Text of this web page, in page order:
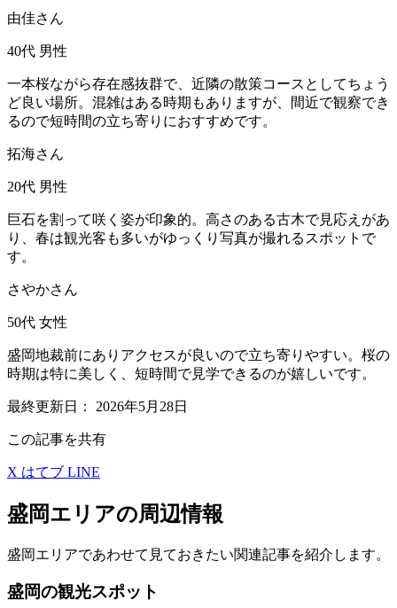
由佳さん
40代 男性
一本桜ながら存在感抜群で、近隣の散策コースとしてちょう
ど良い場所。混雑はある時期もありますが、間近で観察でき
るので短時間の立ち寄りにおすすめです。
拓海さん
20代 男性
巨石を割って咲く姿が印象的。高さのある古木で見応えがあ
り、春は観光客も多いがゆっくり写真が撮れるスポットで
す。
さやかさん
50代 女性
盛岡地裁前にありアクセスが良いので立ち寄りやすい。桜の
時期は特に美しく、短時間で見学できるのが嬉しいです。
最終更新日： 2026年5月28日
この記事を共有
X はてブ LINE
盛岡エリアの周辺情報
盛岡エリアであわせて見ておきたい関連記事を紹介します。
盛岡の観光スポット